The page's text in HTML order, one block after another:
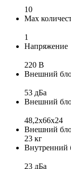
10
Max
1
Напряжение
220 В
Внешний
53 дБа
Внешний
48,2x66x24
Внешний
23 кг
Внутренний
23 дБа